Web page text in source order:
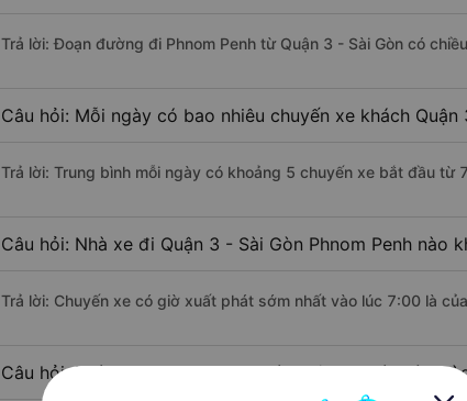
Trả lời: Đoạn đường đi Phnom Penh từ Quận 3 - Sài Gòn có
Câu hỏi: Mỗi ngày có bao nhiêu chuyến xe khách Quận
Trả lời: Trung bình mỗi ngày có khoảng 5 chuyến xe bắt đầu từ
Câu hỏi: Nhà xe đi Quận 3 - Sài Gòn Phnom Penh nào
Trả lời: Chuyến xe có giờ xuất phát sớm nhất vào lúc 7:00 là
Câu hỏi: Nhà xe đi Phnom Penh từ Quận 3 - Sài Gòn